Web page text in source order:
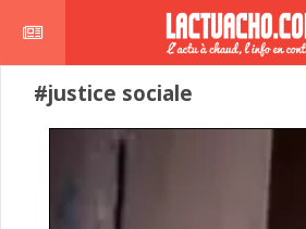
#justice sociale